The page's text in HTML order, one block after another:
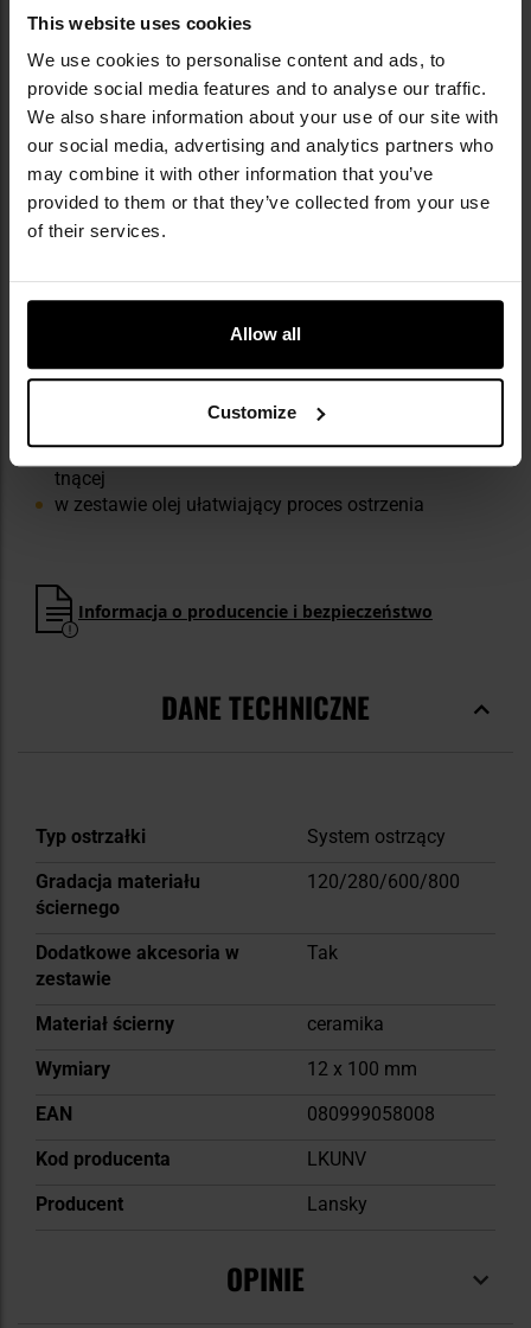
This website uses cookies
We use cookies to personalise content and ads, to
provide social media features and to analyse our traffic.
We also share information about your use of our site with
our social media, advertising and analytics partners who
may combine it with other information that you’ve
provided to them or that they’ve collected from your use
of their services.
Allow all
Customize
NAJWAŻNIEJSZE CECHY
system ostrzący z czterema kamieniami o różnej
powierzchnia każdego kamienia: 12 × 100 mm
prowadnice i klamra umożliwiają ostrzenie pod
czterema kątami: 17 st., 20 st., 25st., 30st.
wmożliwia naprawę oraz nadanie ostrości krawędzi
tnącej
w zestawie olej ułatwiający proces ostrzenia
Informacja o producencie i bezpieczeństwo
DANE TECHNICZNE
Więcej
Typ ostrzałki
System ostrzący
Gradacja materiału
ściernego
120/280/600/800
Dodatkowe akcesoria w
zestawie
Tak
Materiał ścierny
ceramika
Wymiary
12 x 100 mm
EAN
080999058008
Kod producenta
LKUNV
Producent
Lansky
OPINIE